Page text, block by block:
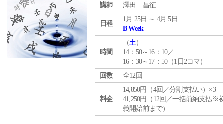
講師 澤田 昌征
日程
1月 25日 ～ 4月 5日
B Week
時間
（土）
14：50～16：10／
16：30～17：50（1日2コマ）
回数
全12回
料金
14,850円（4回／分割支払い）×3
41,250円（12回／一括前納支払※
義開始前まで）